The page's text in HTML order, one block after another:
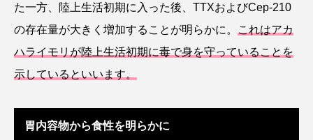
コクチバス コクレン
コトクラゲ コノシロ コバンザメ
コブシメ コブダイ
コモレビクラゲ
た一方、陸上生活初期に入った後、TTXおよびCep-210
の存在量が大きく増加することが明らかに。
これはアカ
ハライモリが陸上生活初期に毒で身を守っていることを
示しているといいます。
胃内容物から食性を明らかに